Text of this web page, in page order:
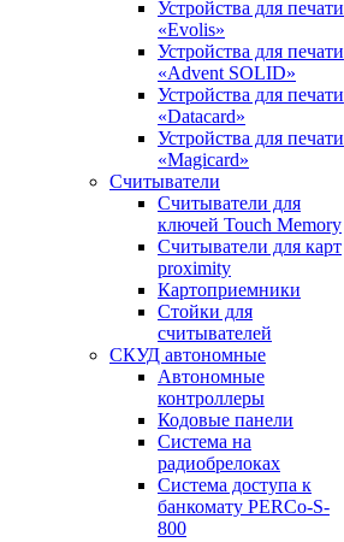
Устройства для печати
«Evolis»
Устройства для печати
«Advent SOLID»
Устройства для печати
«Datacard»
Устройства для печати
«Magicard»
Считыватели
Считыватели для
ключей Touch Memory
Считыватели для карт
proximity
Картоприемники
Стойки для
считывателей
СКУД автономные
Автономные
контроллеры
Кодовые панели
Система на
радиобрелоках
Система доступа к
банкомату PERCo-S-
800